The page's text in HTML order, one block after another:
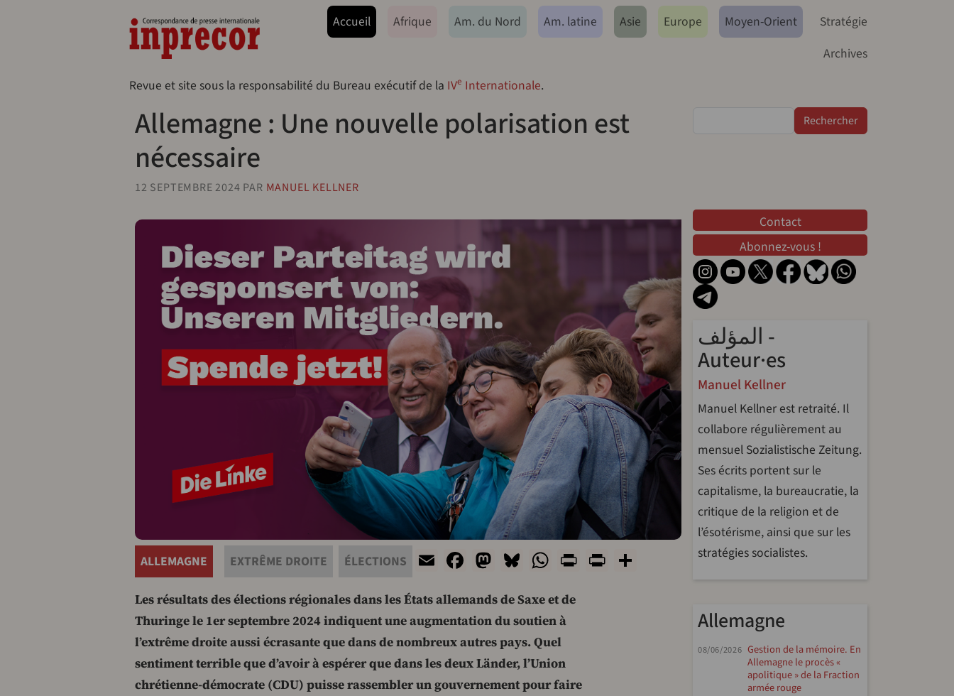
Navegação principal
Accueil Afrique Am. du Nord Am. latine Asie Europe Moyen-Orient
Stratégie
Archives
Revue et site sous la responsabilité du Bureau exécutif de la IVe Internationale.
Allemagne : Une nouvelle polarisation est
nécessaire
12 SEPTEMBRE 2024 PAR MANUEL KELLNER
ALLEMAGNE EXTRÊME DROITE ÉLECTIONS EmailFacebook
Mastodon
Bluesky
WhatsApp
PrintPrintFriendly
Les résultats des élections régionales dans les États allemands de Saxe et de
Thuringe le 1er septembre 2024 indiquent une augmentation du soutien à
l’extrême droite aussi écrasante que dans de nombreux autres pays. Quel
sentiment terrible que d’avoir à espérer que dans les deux Länder, l’Union
chrétienne-démocrate (CDU) puisse rassembler un gouvernement pour faire
Contact
Abonnez-vous !
المؤلف -
Auteur·es
Manuel Kellner
Manuel Kellner est retraité. Il
collabore régulièrement au
mensuel Sozialistische Zeitung.
Ses écrits portent sur le
capitalisme, la bureaucratie, la
critique de la religion et de
l’ésotérisme, ainsi que sur les
stratégies socialistes.
Allemagne
08/06/2026 Gestion de la mémoire. En
Allemagne le procès «
apolitique » de la Fraction
armée rouge